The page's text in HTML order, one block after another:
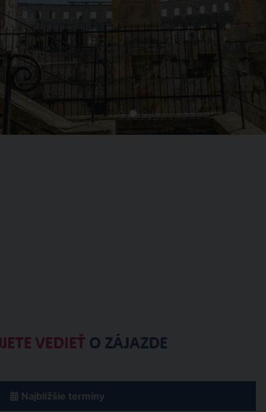
VEDIEŤ O ZÁJAZDE
Najbližšie termíny